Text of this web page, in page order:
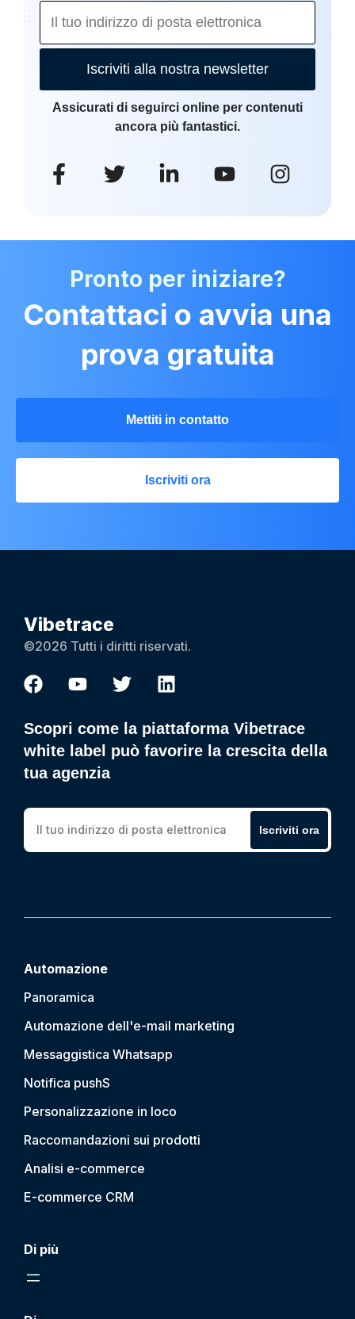
Iscriviti alla nostra newsletter
Assicurati di seguirci online per contenuti
ancora più fantastici.
Pronto per iniziare?
Contattaci o avvia una
prova gratuita
Mettiti in contatto
Iscriviti ora
Vibetrace
©2026 Tutti i diritti riservati.
Scopri come la piattaforma Vibetrace
white label può favorire la crescita della
tua agenzia
Iscriviti ora
Automazione
Panoramica
Automazione dell'e-mail marketing
Messaggistica Whatsapp
Notifica pushS
Personalizzazione in loco
Raccomandazioni sui prodotti
Analisi e-commerce
E-commerce CRM
Di più